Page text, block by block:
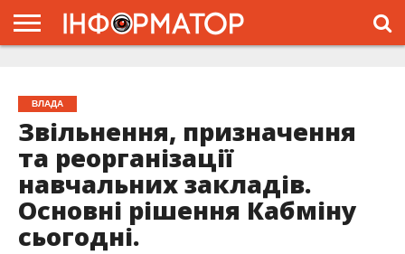
ВЛАДА
Звільнення, призначення
та реорганізації
навчальних закладів.
Основні рішення Кабміну
сьогодні.